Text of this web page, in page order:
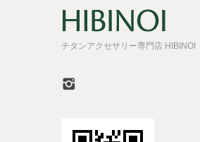
チタンアクセサリー専門店 HIBINOI